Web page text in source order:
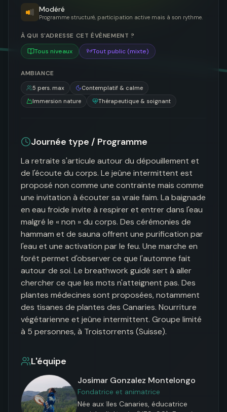
Modéré
Programme structuré, participation active mais à son rythme.
À QUI S'ADRESSE CET ÉVÈNEMENT ?
Tous niveaux
Tout public (mixte)
AMBIANCE
5 pers. max
Contemplatif & calme
Immersion nature
Thérapeutique & soignant
Journée type / Programme
La retraite s'articule autour du dépouillement et
de l'écoute du corps. Le jeûne intermittent est
proposé non comme une contrainte mais comme
une invitation à écouter sa vraie faim. La baignade
en eau froide invite à respirer et entrer dans l'eau
malgré le « non » du corps. Des cérémonies de
hammam et de sauna offrent une purification par
l'eau et une activation par le feu. Une marche en
forêt permet d'observer ce que l'automne fait
autour de soi. Le breathwork guidé sert à aller
chercher ce que les mots n'atteignent pas. Des
plantes médecines sont proposées, notamment
des tisanes de plantes des Canaries. Nourriture
végétarienne et jeûne intermittent. Groupe limité
à 5 personnes, à Troistorrents (Suisse).
L'équipe
Josimar Gonzalez Montelongo
Fondatrice et animatrice
Née aux îles Canaries, éducatrice